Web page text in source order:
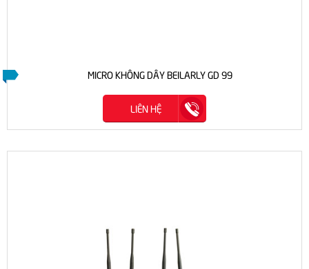
MICRO KHÔNG DÂY BEILARLY GD 99
LIÊN HỆ